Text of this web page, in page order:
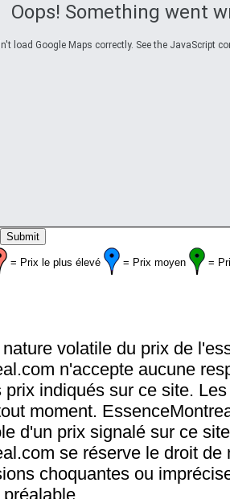
Oops! Something went
load Google Maps correctly. See the JavaScript
= Prix le plus élevé = Prix moyen =
volatile du prix de
n'accepte aucune
prix indiqués sur ce site.
moment.
d'un prix signalé sur ce
se réserve le droit de
choquantes ou